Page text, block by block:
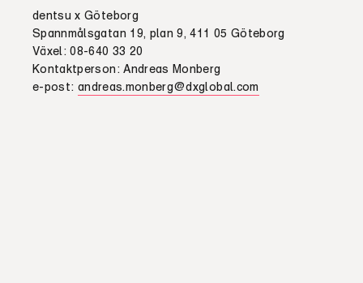
dentsu x Göteborg
Spannmålsgatan 19, plan 9, 411 05 Göteborg
Växel: 08-640 33 20
Kontaktperson: Andreas Monberg
e-post: andreas.monberg@dxglobal.com